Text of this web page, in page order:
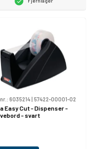
6035214| 57422-00001-02
Easy Cut - Dispenser -
- svart